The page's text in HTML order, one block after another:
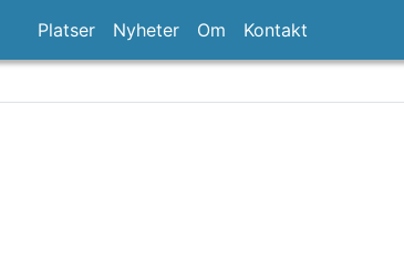
Platser Nyheter Om Kontakt